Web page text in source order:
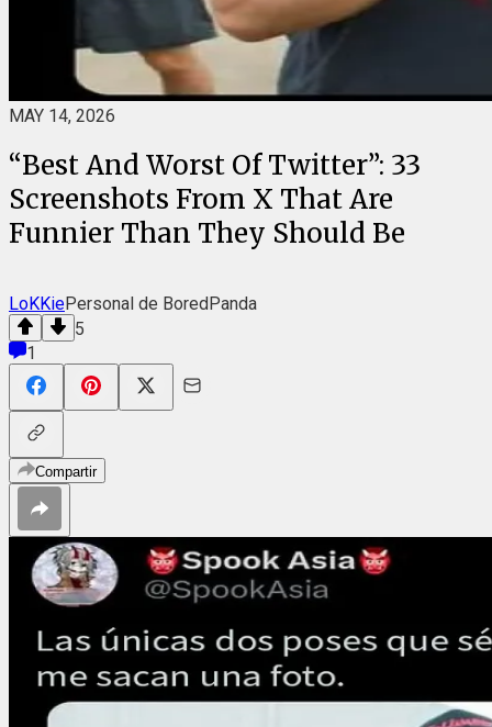
MAY 14, 2026
“Best And Worst Of Twitter”: 33
Screenshots From X That Are
Funnier Than They Should Be
LoKKiePersonal de BoredPanda
5
1
Compartir